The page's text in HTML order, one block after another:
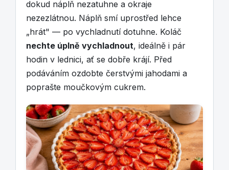
dokud náplň nezatuhne a okraje
nezezlátnou. Náplň smí uprostřed lehce
„hrát" — po vychladnutí dotuhne. Koláč
nechte úplně vychladnout, ideálně i pár
hodin v lednici, ať se dobře krájí. Před
podáváním ozdobte čerstvými jahodami a
poprašte moučkovým cukrem.